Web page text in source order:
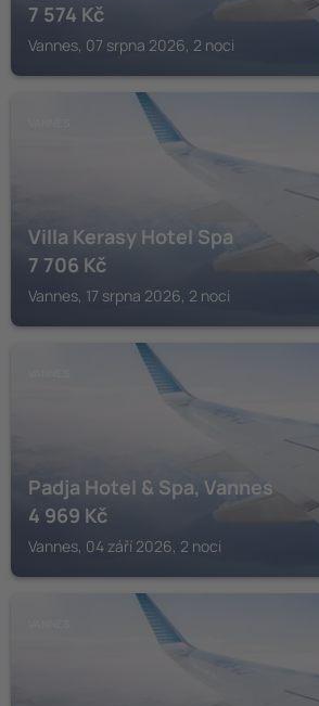
7 574 Kč
Vannes, 07 srpna 2026, 2 noci
Villa Kerasy Hotel Spa
7 706 Kč
Vannes, 17 srpna 2026, 2 noci
Padja Hotel & Spa, Vannes
4 969 Kč
Vannes, 04 září 2026, 2 noci